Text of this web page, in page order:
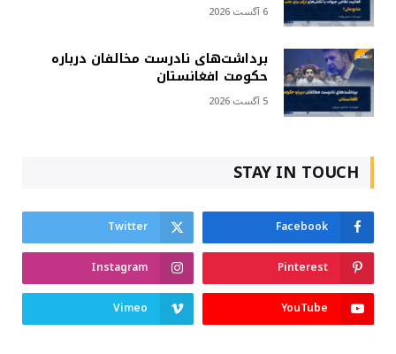
6 آگست 2026
برداشت‌های نادرست مخالفان درباره
حکومت افغانستان
5 آگست 2026
STAY IN TOUCH
Facebook
Twitter
Pinterest
Instagram
YouTube
Vimeo